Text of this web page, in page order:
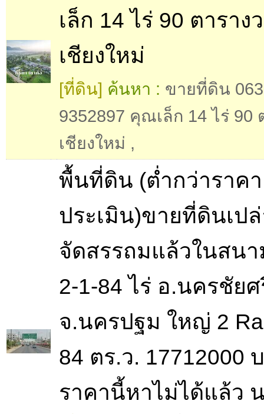
เล็ก 14 ไร่ 90 ตาราง
เชียงใหม่
[ที่ดิน] ค้นหา : ขายที่ดิน 063
9352897 คุณเล็ก 14 ไร่ 90
เชียงใหม่ ,
พื้นที่ดิน (ต่ำกว่าราคา
ประเมิน)ขายที่ดินเป
จัดสรรถมแล้วในสน
2-1-84 ไร่ อ.นครชัย
จ.นครปฐม ใหญ่ 2
84 ตร.ว. 17712000
ราคานี้หาไม่ได้แล้ว